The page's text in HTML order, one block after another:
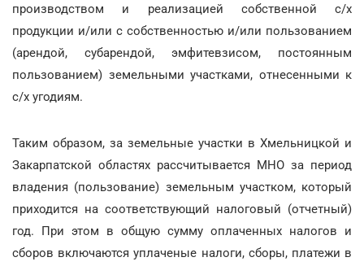
производством и реализацией собственной с/х
продукции и/или с собственностью и/или пользованием
(арендой, субарендой, эмфитевзисом, постоянным
пользованием) земельными участками, отнесенными к
с/х угодиям.
Таким образом, за земельные участки в Хмельницкой и
Закарпатской областях рассчитывается МНО за период
владения (пользование) земельным участком, который
приходится на соответствующий налоговый (отчетный)
год. При этом в общую сумму оплаченных налогов и
сборов включаются уплаченые налоги, сборы, платежи в